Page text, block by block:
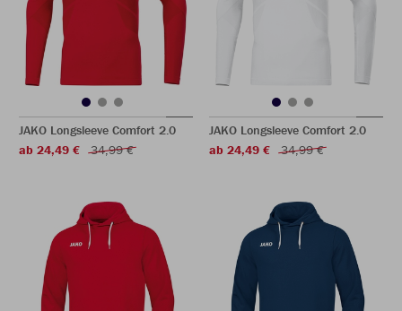
JAKO Longsleeve Comfort 2.0
ab 24,49 €
34,99 €
JAKO Longsleeve Comfort 2.0
ab 24,49 €
34,99 €